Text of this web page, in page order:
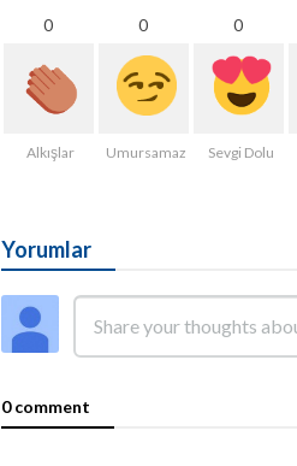
0
Alkışlar
0
Umursamaz
0
Sevgi Dolu
Yorumlar
0 comment